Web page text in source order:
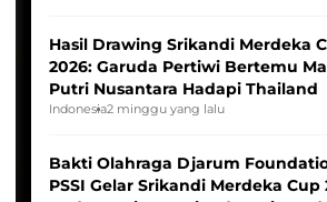
Hasil Drawing Srikandi Merdeka
2026: Garuda Pertiwi Bertemu
Putri Nusantara Hadapi Thailand
Indonesia2 minggu yang lalu
Bakti Olahraga Djarum
PSSI Gelar Srikandi Merdeka Cup